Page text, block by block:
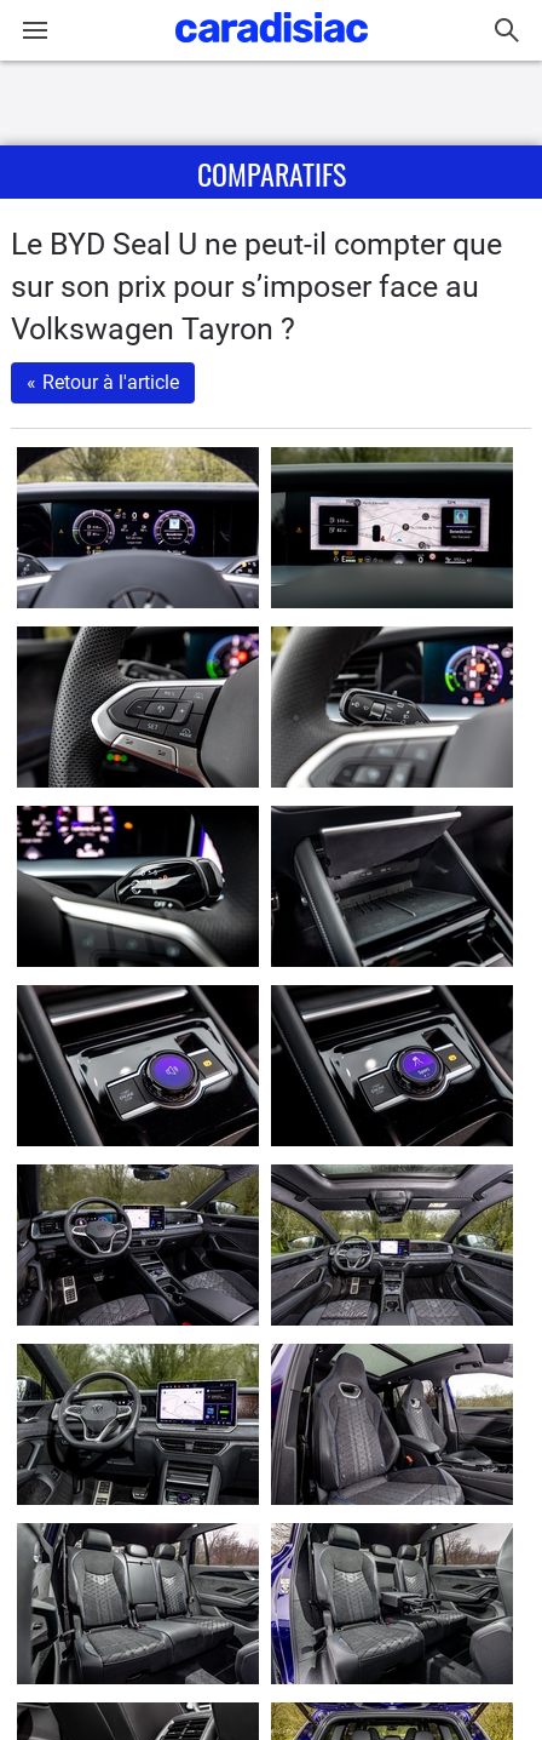
Actu
Essais
Guide
d'achat
Electriques
Utilitaires
Flottes
Auto
Services
Forum
Moto
Marques
COMPARATIFS
Le BYD Seal U ne peut-il compter que
sur son prix pour s’imposer face au
Volkswagen Tayron ?
« Retour à l'article